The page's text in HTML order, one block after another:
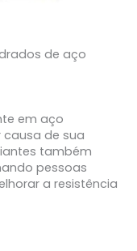
de aço
em aço
de sua
também
pessoas
a resistência